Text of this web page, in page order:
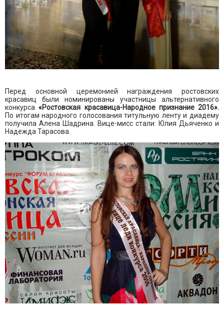
Перед основной церемонией награждения ростовских
красавиц были номинированы участницы альтернативного
конкурса «Ростовская красавица-Народное признание 2016».
По итогам народного голосования титульную ленту и диадему
получила Алена Шадрина. Вице-мисс стали: Юлия Дьяченко и
Надежда Тарасова.